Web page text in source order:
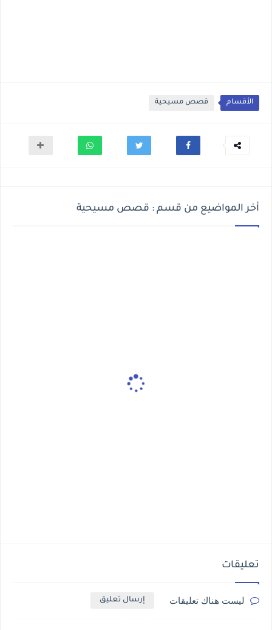
الأقسام قصص مسيحية
أخر المواضيع من قسم : قصص مسيحية
تعليقات
ليست هناك تعليقات إرسال تعليق